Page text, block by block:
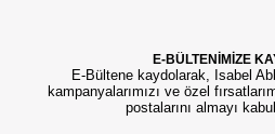
E-BÜLTENİMİZE
E-Bültene kaydolarak, Isabel
kampanyalarımızı ve özel
postalarını almayı